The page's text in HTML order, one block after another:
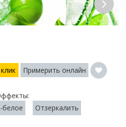
Примерить онлайн
белое Отзеркалить